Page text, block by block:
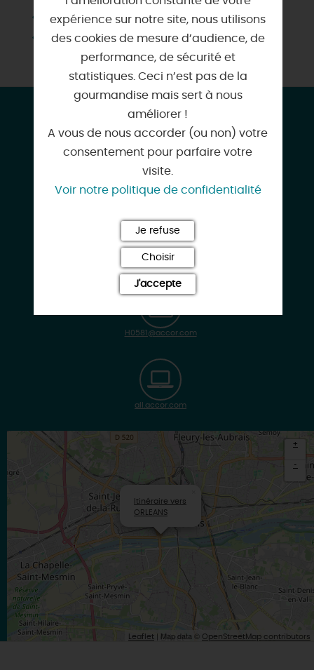
Vidéoprojecteur
Wifi
CONTACT & LOCALISATION
Mercure Orléans Centre Bords de Loire
44-46 Quai Barentin
45000 ORLEANS
02 38 62 17 39
H0581@accor.com
all.accor.com
Itinéraire vers
ORLEANS
+
-
Leaflet | Map data © OpenStreetMap contributors
expérience sur notre site, nous utilisons
des cookies de mesure d’audience, de
performance, de sécurité et
statistiques. Ceci n’est pas de la
gourmandise mais sert à nous
améliorer !
A vous de nous accorder (ou non) votre
consentement pour parfaire votre
visite.
Voir notre politique de confidentialité
Je refuse
Choisir
J'accepte